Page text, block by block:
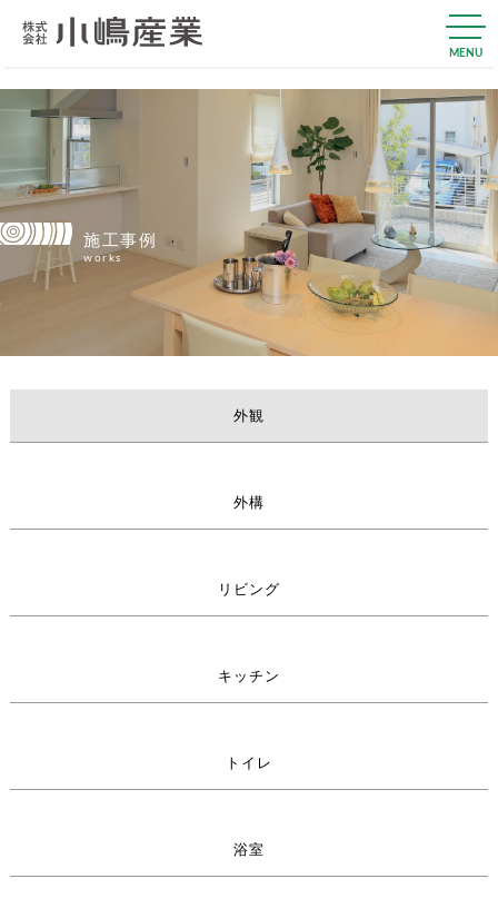
MENU
施工事例
works
外観
外構
リビング
キッチン
トイレ
浴室